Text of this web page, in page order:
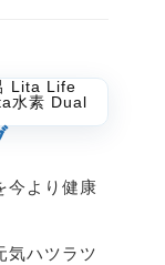
今より健康
気ハツラツ